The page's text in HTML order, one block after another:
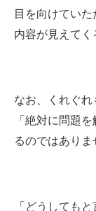
目を向けてい
内容が見えてく
なお、くれぐれ
「絶対に問題
るのではありま
「どうしても